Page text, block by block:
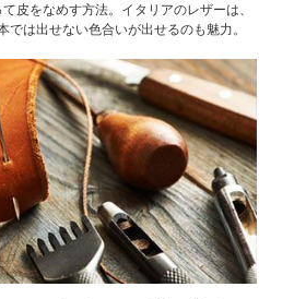
皮をなめす方法。イタリアのレザーは、
では出せない色合いが出せるのも魅力。